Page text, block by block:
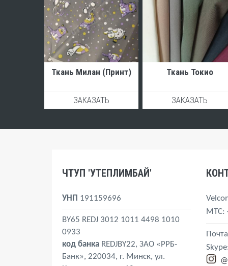
Ткань Милан (Принт)
ЗАКАЗАТЬ
Ткань Токио
ЗАКАЗАТЬ
ЧТУП 'УТЕПЛИМБАЙ'
УНП 191159696
BY65 REDJ 3012 1011 4498 1010
0933
код банка REDJBY22, ЗАО «РРБ-
Банк», 220034, г. Минск, ул.
MTС:
Skype:
@